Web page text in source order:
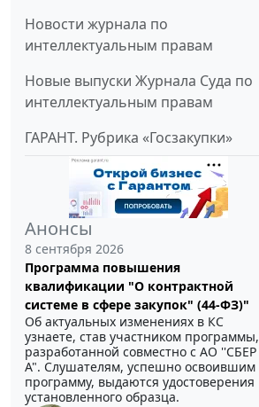
Новости журнала по
интеллектуальным правам
Новые выпуски Журнала Суда по
интеллектуальным правам
ГАРАНТ. Рубрика «Госзакупки»
Анонсы
8 сентября 2026
Программа повышения
квалификации "О контрактной
системе в сфере закупок" (44-ФЗ)"
Об актуальных изменениях в КС
узнаете, став участником программы,
разработанной совместно с АО ''СБЕР
А". Слушателям, успешно освоившим
программу, выдаются удостоверения
установленного образца.